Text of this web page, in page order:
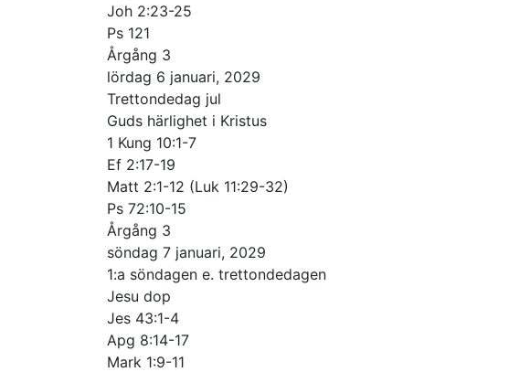
Joh 2:23-25
Ps 121
Årgång 3
lördag 6 januari, 2029
Trettondedag jul
Guds härlighet i Kristus
1 Kung 10:1-7
Ef 2:17-19
Matt 2:1-12 (Luk 11:29-32)
Ps 72:10-15
Årgång 3
söndag 7 januari, 2029
1:a söndagen e. trettondedagen
Jesu dop
Jes 43:1-4
Apg 8:14-17
Mark 1:9-11